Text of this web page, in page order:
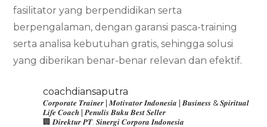
fasilitator yang berpendidikan serta
berpengalaman, dengan garansi pasca-training
serta analisa kebutuhan gratis, sehingga solusi
yang diberikan benar-benar relevan dan efektif.
coachdiansaputra
𝑪𝒐𝒓𝒑𝒐𝒓𝒂𝒕𝒆 𝑻𝒓𝒂𝒊𝒏𝒆𝒓 | 𝑴𝒐𝒕𝒊𝒗𝒂𝒕𝒐𝒓 𝑰𝒏𝒅𝒐𝒏𝒆𝒔𝒊𝒂 | 𝑩𝒖𝒔𝒊𝒏𝒆𝒔𝒔 & 𝑺𝒑𝒊𝒓𝒊𝒕𝒖𝒂𝒍
𝑳𝒊𝒇𝒆 𝑪𝒐𝒂𝒄𝒉 | 𝑷𝒆𝒏𝒖𝒍𝒊𝒔 𝑩𝒖𝒌𝒖 𝑩𝒆𝒔𝒕 𝑺𝒆𝒍𝒍𝒆𝒓
🏢 𝑫𝒊𝒓𝒆𝒌𝒕𝒖𝒓 𝑷𝑻. 𝑺𝒊𝒏𝒆𝒓𝒈𝒊 𝑪𝒐𝒓𝒑𝒐𝒓𝒂 𝑰𝒏𝒅𝒐𝒏𝒆𝒔𝒊𝒂